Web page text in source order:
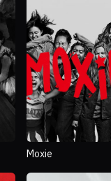
Moxie